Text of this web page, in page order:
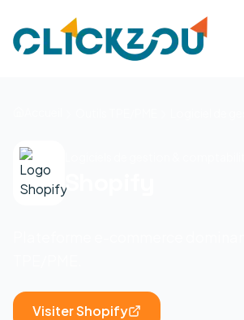
Shopify
VisiterShopify